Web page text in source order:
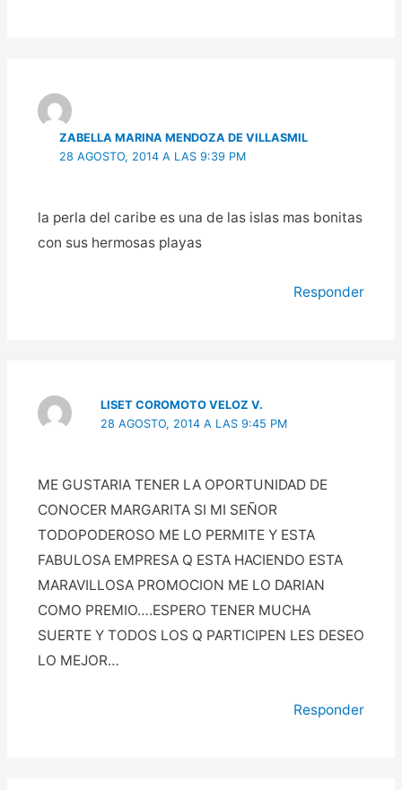
ZABELLA MARINA MENDOZA DE VILLASMIL
28 AGOSTO, 2014 A LAS 9:39 PM
la perla del caribe es una de las islas mas bonitas
con sus hermosas playas
Responder
LISET COROMOTO VELOZ V.
28 AGOSTO, 2014 A LAS 9:45 PM
ME GUSTARIA TENER LA OPORTUNIDAD DE
CONOCER MARGARITA SI MI SEÑOR
TODOPODEROSO ME LO PERMITE Y ESTA
FABULOSA EMPRESA Q ESTA HACIENDO ESTA
MARAVILLOSA PROMOCION ME LO DARIAN
COMO PREMIO….ESPERO TENER MUCHA
SUERTE Y TODOS LOS Q PARTICIPEN LES DESEO
LO MEJOR…
Responder